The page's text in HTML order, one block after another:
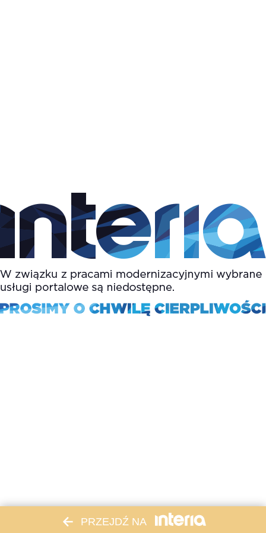
PRZEJDŹ NA